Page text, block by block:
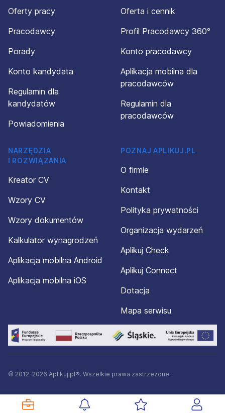
Oferty pracy
Pracodawcy
Porady
Konto kandydata
Regulamin dla
kandydatów
Powiadomienia
Oferta i cennik
Profil Pracodawcy 360°
Konto pracodawcy
Aplikacja mobilna dla
pracodawców
Regulamin dla
pracodawców
NARZĘDZIA
I ROZWIĄZANIA
Kreator CV
Wzory CV
Wzory dokumentów
Kalkulator wynagrodzeń
Aplikacja mobilna Android
Aplikacja mobilna iOS
POZNAJ APLIKUJ.PL
O firmie
Kontakt
Polityka prywatności
Organizacja wydarzeń
Aplikuj Check
Aplikuj Connect
Dotacja
Mapa serwisu
© 2012-2026 Aplikuj.pl®. Wszelkie prawa zastrzeżone.